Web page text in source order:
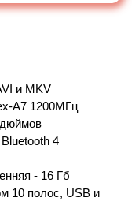
и MKV
1200МГц
4
- 16 Гб
10 полос, USB и